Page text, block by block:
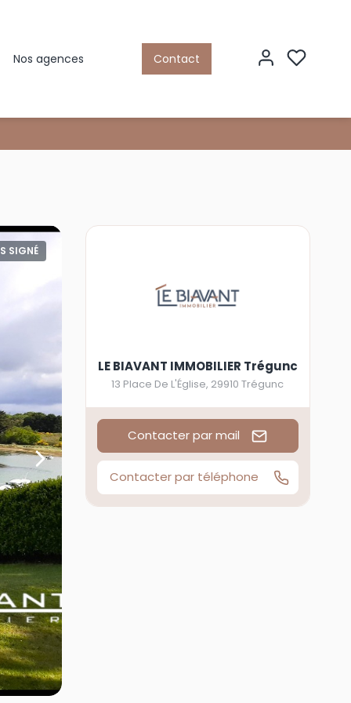
Nos agences Contact
SIGNÉ
LE BIAVANT IMMOBILIER Trégunc
13 Place De L'Église, 29910 Trégunc
Contacter par mail
Contacter par téléphone